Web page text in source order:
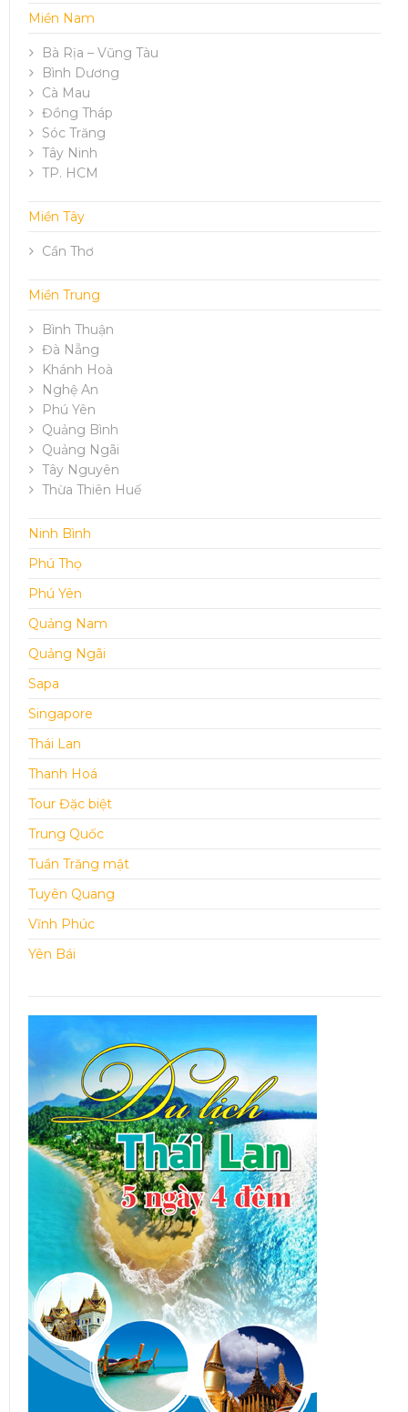
Miền Nam
Bà Rịa – Vũng Tàu
Bình Dương
Cà Mau
Đồng Tháp
Sóc Trăng
Tây Ninh
TP. HCM
Miền Tây
Cần Thơ
Miền Trung
Bình Thuận
Đà Nẵng
Khánh Hoà
Nghệ An
Phú Yên
Quảng Bình
Quảng Ngãi
Tây Nguyên
Thừa Thiên Huế
Ninh Bình
Phú Thọ
Phú Yên
Quảng Nam
Quảng Ngãi
Sapa
Singapore
Thái Lan
Thanh Hoá
Tour Đặc biệt
Trung Quốc
Tuần Trăng mật
Tuyên Quang
Vĩnh Phúc
Yên Bái